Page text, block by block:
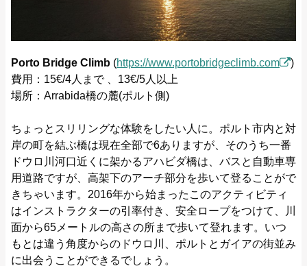
Porto Bridge Climb (https://www.portobridgeclimb.com
)
費用：15€/4人まで 、13€/5人以上
場所：Arrabida橋の麓(ポルト側)
ちょっとスリリングな体験をしたい人に。ポルト市内と対
岸の町を結ぶ橋は現在全部で6ありますが、そのうち一番
ドウロ川河口近くに架かるアハビダ橋は、バスと自動車専
用道路ですが、高架下のアーチ部分を歩いて登ることがで
きちゃいます。2016年から始まったこのアクティビティ
はインストラクターの引率付き、安全ロープをつけて、川
面から65メートルの高さの所まで歩いて登れます。いつ
もとは違う角度からのドウロ川、ポルトとガイアの街並み
に出会うことができるでしょう。